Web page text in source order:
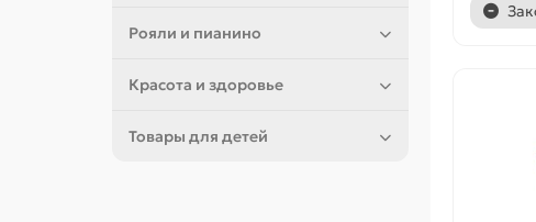
Рояли и пианино
Красота и здоровье
Товары для детей